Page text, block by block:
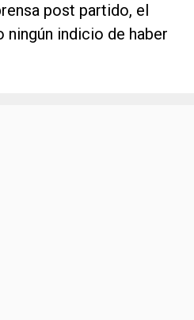
post partido, el
ningún indicio de haber